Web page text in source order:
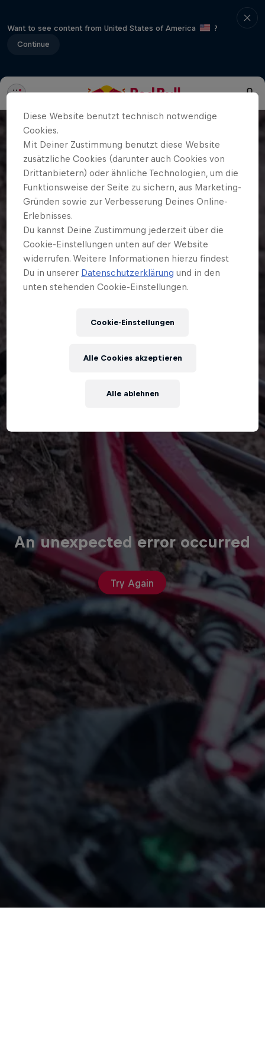
Want to see content from United States of America
?
Continue
An unexpected error occurred
Try Again
Diese Website benutzt technisch notwendige
Cookies.
Mit Deiner Zustimmung benutzt diese Website
zusätzliche Cookies (darunter auch Cookies von
Drittanbietern) oder ähnliche Technologien, um die
Funktionsweise der Seite zu sichern, aus Marketing-
Gründen sowie zur Verbesserung Deines Online-
Erlebnisses.
Du kannst Deine Zustimmung jederzeit über die
Cookie-Einstellungen unten auf der Website
widerrufen. Weitere Informationen hierzu findest
Du in unserer Datenschutzerklärung und in den
unten stehenden Cookie-Einstellungen.
Cookie-Einstellungen
Alle ablehnen
Alle Cookies akzeptieren